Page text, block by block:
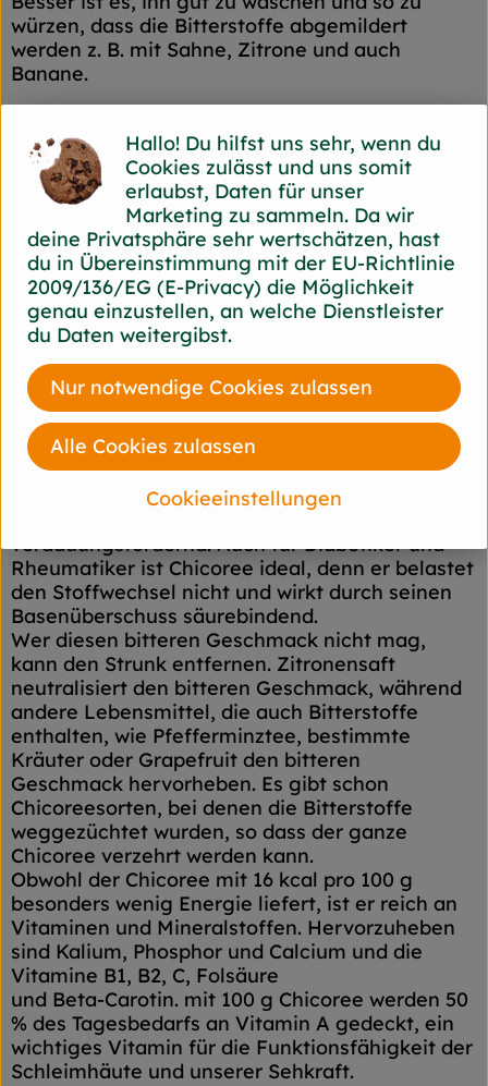
würzen, dass die Bitterstoffe abgemildert
werden z. B. mit Sahne, Zitrone und auch
Banane.
Als Salat zubereitet, wird er sehr gerne mit
anderen Blattsalaten oder mit Früchten wie
Bananen, Mandarinen, Orangen oder Äpfeln
kombiniert. Die ganzen Blätter können auch für
gefüllte Chicoreeschiffchen z.B. mit
Meeresfrüchtesalat verwendet werden.
Chicoreeblätter können auch gedünstet oder
überbacken mit verschiedenen Gewürzen
(Ingwerwurzel, Knoblauch) verfeinert als
sollte etwas Zitronensaft dazugeben werden,
damit die schöne Blattfarbe erhalten bleibt.
Die Bitterstoffe im Chicoree sind nicht
ungesund, im Gegenteil, sie wirken
appetitanregend und harntreibend. Sie
verdauungsfördernd. Auch für Diabetiker und
Rheumatiker ist Chicoree ideal, denn er belastet
den Stoffwechsel nicht und wirkt durch seinen
Basenüberschuss säurebindend.
Wer diesen bitteren Geschmack nicht mag,
kann den Strunk entfernen. Zitronensaft
neutralisiert den bitteren Geschmack, während
andere Lebensmittel, die auch Bitterstoffe
enthalten, wie Pfefferminztee, bestimmte
Kräuter oder Grapefruit den bitteren
Geschmack hervorheben. Es gibt schon
Chicoreesorten, bei denen die Bitterstoffe
weggezüchtet wurden, so dass der ganze
Chicoree verzehrt werden kann.
Obwohl der Chicoree mit 16 kcal pro 100 g
besonders wenig Energie liefert, ist er reich an
Vitaminen und Mineralstoffen. Hervorzuheben
sind Kalium, Phosphor und Calcium und die
Vitamine B1, B2, C, Folsäure
und Beta-Carotin. mit 100 g Chicoree werden 50
% des Tagesbedarfs an Vitamin A gedeckt, ein
wichtiges Vitamin für die Funktionsfähigkeit der
Schleimhäute und unserer Sehkraft.
Hallo! Du hilfst uns sehr, wenn du
Cookies zulässt und uns somit
erlaubst, Daten für unser
Marketing zu sammeln. Da wir
deine Privatsphäre sehr wertschätzen, hast
du in Übereinstimmung mit der EU-Richtlinie
2009/136/EG (E-Privacy) die Möglichkeit
genau einzustellen, an welche Dienstleister
du Daten weitergibst.
Cookieeinstellungen
Nur notwendige Cookies zulassen
Alle Cookies zulassen